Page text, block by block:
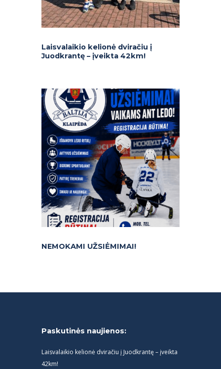
Laisvalaikio kelionė dviračiu į
Juodkrantę – įveikta 42km!
NEMOKAMI UŽSIĖMIMAI!
Paskutinės naujienos:
Laisvalaikio kelionė dviračiu į Juodkrantę – įveikta
42km!